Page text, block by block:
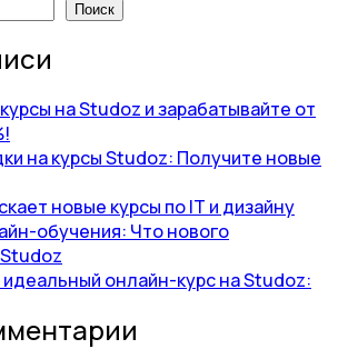
Поиск
на Studoz и зарабатывайте от
на курсы Studoz: Получите новые
новые курсы по IT и дизайну
обучения: Что нового
идеальный онлайн-курс на Studoz: